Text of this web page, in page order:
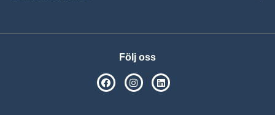
Följ oss
SPSM på Facebook
SPSM på Instagram